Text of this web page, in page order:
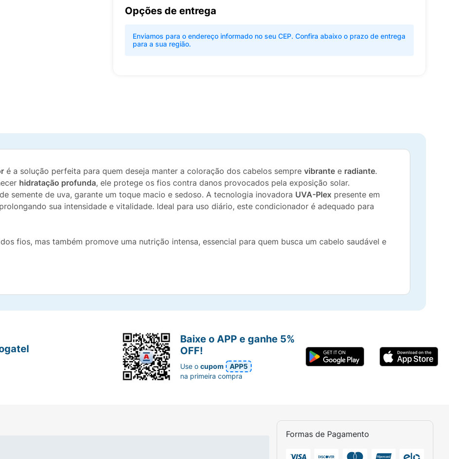
Opções de entrega
Enviamos para o endereço informado no seu CEP. Confira abaixo o prazo de entrega
para a sua região.
é a solução perfeita para quem deseja manter a coloração dos cabelos sempre vibrante e radiante.
hidratação profunda, ele protege os fios contra danos provocados pela exposição solar.
semente de uva, garante um toque macio e sedoso. A tecnologia inovadora UVA-Plex presente em
sua intensidade e vitalidade. Ideal para uso diário, este condicionador é adequado para
fios, mas também promove uma nutrição intensa, essencial para quem busca um cabelo saudável e
Formas de Pagamento
Baixe o APP e ganhe 5%
OFF!
Use ocupom
APP5
na primeira compra